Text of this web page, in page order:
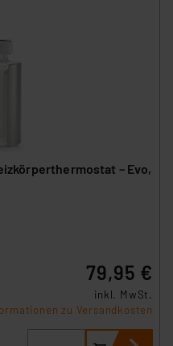
– Evo,
79,95 €
inkl. MwSt.
zu Versandkosten